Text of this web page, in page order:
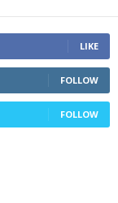
LIKE
FOLLOW
FOLLOW